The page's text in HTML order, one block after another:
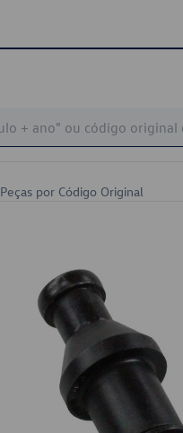
Peças por Código Original